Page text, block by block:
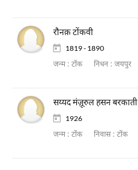
रौनक़ टोंकवी
1819 - 1890
जन्म : टोंक निधन : जयपुर
सय्यद मंज़ूरुल हसन बरकाती
1926
जन्म : टोंक निवास : टोंक